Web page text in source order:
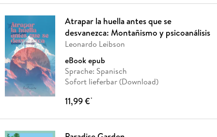
Atrapar la huella antes que se
desvanezca: Montañismo y psicoanálisis
Leonardo Leibson
eBook epub
Sprache: Spanisch
Sofort lieferbar (Download)
11,99 €*